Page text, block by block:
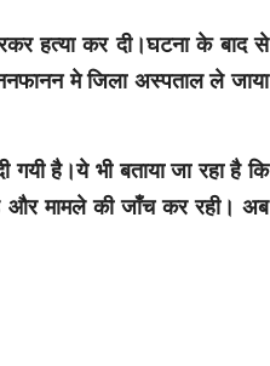
हत्या कर दी।घटना के बाद से
मे जिला अस्पताल ले जाया
है।ये भी बताया जा रहा है कि
और मामले की जाँच कर रही। अब